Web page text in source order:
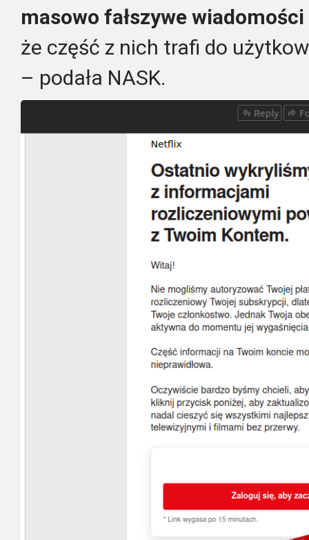
masowo fałszywe
że część z nich trafi do
– podała NASK.